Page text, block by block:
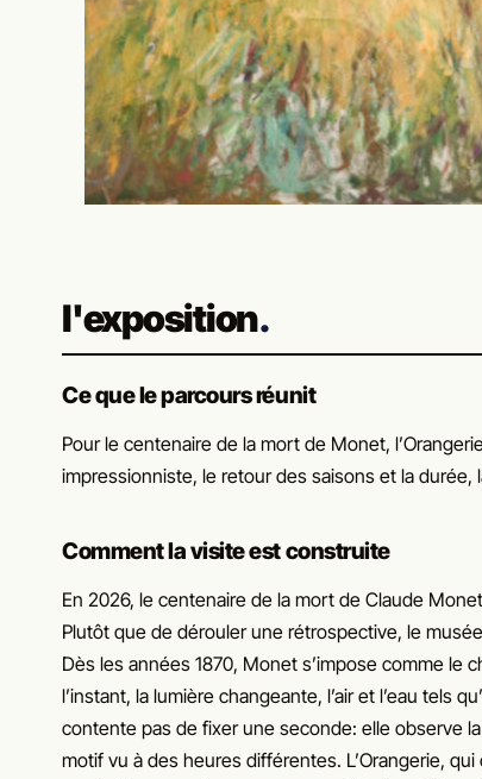
l'exposition
Ce que le parcours réunit
Pour le centenaire de la mort de Monet,
impressionniste, le retour des saisons et la durée,
Comment la visite est construite
En 2026, le centenaire de la mort de Claude
Plutôt que de dérouler une rétrospective, le
Dès les années 1870, Monet s’impose comme le
l’instant, la lumière changeante, l’air et l’eau tels
contente pas de fixer une seconde: elle observe
motif vu à des heures différentes. L’Orangerie,